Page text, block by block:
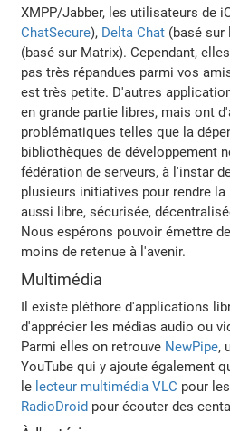
XMPP/Jabber, les utilisateurs de
ChatSecure), Delta Chat (basé
(basé sur Matrix). Cependant,
pas très répandues parmi vos
est très petite. D'autres
en grande partie libres, mais ont
problématiques telles que la
bibliothèques de développement
fédération de serveurs, à l'instar
plusieurs initiatives pour rendre
aussi libre, sécurisée,
Nous espérons pouvoir émettre
moins de retenue à l'avenir.
Multimédia
Il existe pléthore d'applications
d'apprécier les médias audio ou
Parmi elles on retrouve NewPipe,
YouTube qui y ajoute également
le lecteur multimédia VLC pour
RadioDroid pour écouter des